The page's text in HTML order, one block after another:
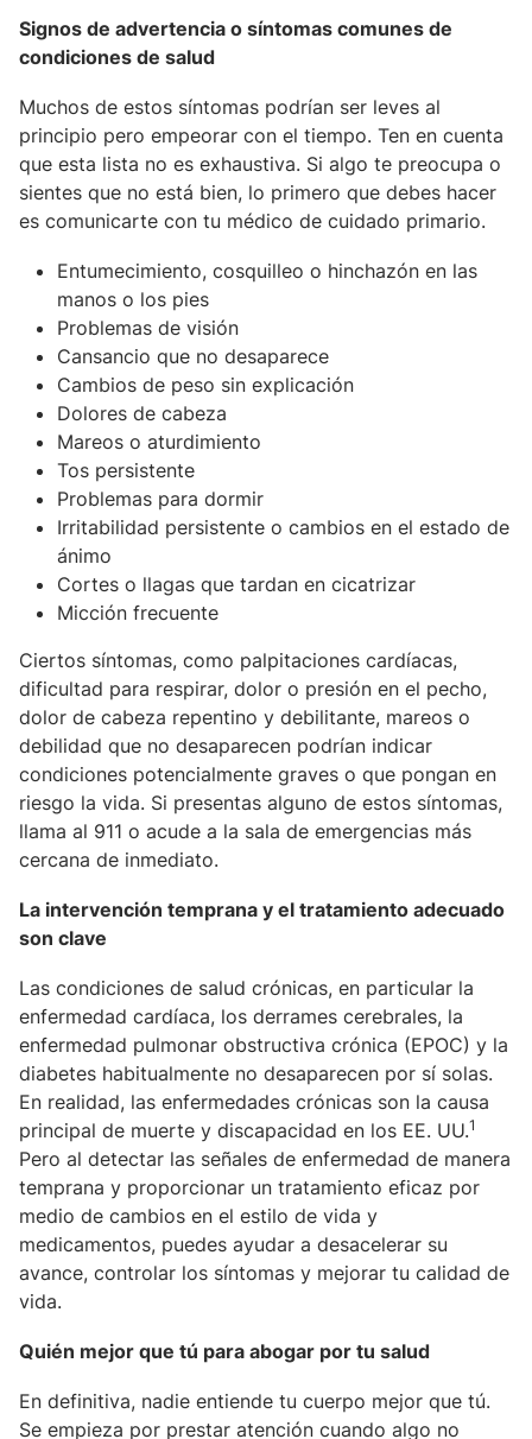
Signos de advertencia o síntomas comunes de
condiciones de salud
Muchos de estos síntomas podrían ser leves al
principio pero empeorar con el tiempo. Ten en cuenta
que esta lista no es exhaustiva. Si algo te preocupa o
sientes que no está bien, lo primero que debes hacer
es comunicarte con tu médico de cuidado primario.
Entumecimiento, cosquilleo o hinchazón en las
manos o los pies
Problemas de visión
Cansancio que no desaparece
Cambios de peso sin explicación
Dolores de cabeza
Mareos o aturdimiento
Tos persistente
Problemas para dormir
Irritabilidad persistente o cambios en el estado de
ánimo
Cortes o llagas que tardan en cicatrizar
Micción frecuente
Ciertos síntomas, como palpitaciones cardíacas,
dificultad para respirar, dolor o presión en el pecho,
dolor de cabeza repentino y debilitante, mareos o
debilidad que no desaparecen podrían indicar
condiciones potencialmente graves o que pongan en
riesgo la vida. Si presentas alguno de estos síntomas,
llama al 911 o acude a la sala de emergencias más
cercana de inmediato.
La intervención temprana y el tratamiento adecuado
son clave
Las condiciones de salud crónicas, en particular la
enfermedad cardíaca, los derrames cerebrales, la
enfermedad pulmonar obstructiva crónica (EPOC) y la
diabetes habitualmente no desaparecen por sí solas.
En realidad, las enfermedades crónicas son la causa
principal de muerte y discapacidad en los EE. UU.1
Pero al detectar las señales de enfermedad de manera
temprana y proporcionar un tratamiento eficaz por
medio de cambios en el estilo de vida y
medicamentos, puedes ayudar a desacelerar su
avance, controlar los síntomas y mejorar tu calidad de
vida.
Quién mejor que tú para abogar por tu salud
En definitiva, nadie entiende tu cuerpo mejor que tú.
Se empieza por prestar atención cuando algo no